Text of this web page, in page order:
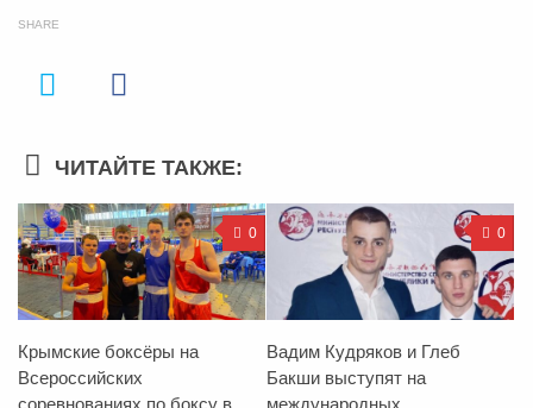
SHARE
ЧИТАЙТЕ ТАКЖЕ:
0
Крымские боксёры на
Всероссийских
соревнованиях по боксу в
0
Вадим Кудряков и Глеб
Бакши выступят на
международных